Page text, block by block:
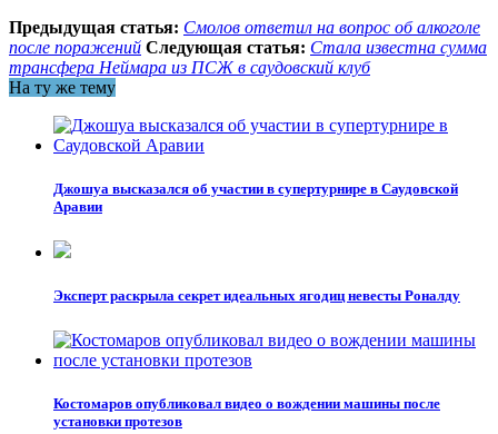
Предыдущая статья: Смолов ответил на вопрос об алкоголе
после поражений Следующая статья: Стала известна сумма
трансфера Неймара из ПСЖ в саудовский клуб
На ту же тему
Джошуа высказался об участии в супертурнире в Саудовской
Аравии
Эксперт раскрыла секрет идеальных ягодиц невесты Роналду
Костомаров опубликовал видео о вождении машины после
установки протезов